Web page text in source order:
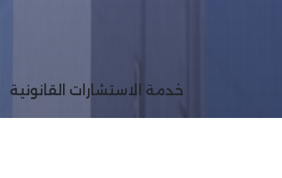
خدمة الاستشارات القانونية